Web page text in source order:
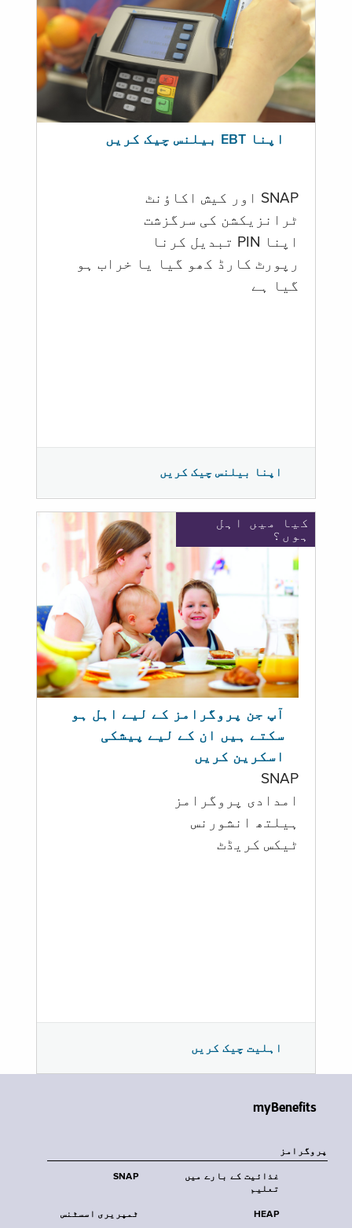
اپنا EBT بیلنس چیک کریں
SNAP اور کیش اکاؤنٹ
ٹرانزیکشن کی سرگزشت
اپنا PIN تبدیل کرنا
رپورٹ کارڈ کھو گیا یا خراب ہو
گيا ہے
اپنا بیلنس چیک کریں
کیا میں اہل
ہوں؟
آپ جن پروگرامز کے لیے اہل ہو
سکتے ہیں ان کے لیے پیشکی
اسکرین کریں
SNAP
امدادی پروگرامز
‏ہیلتھ انشورنس
ٹیکس کریڈٹ
اہلیت چیک کریں
myBenefits
پروگرامز
SNAP
غذائیت کے بارے میں
تعلیم
ٹمپریری اسسٹنس HEAP